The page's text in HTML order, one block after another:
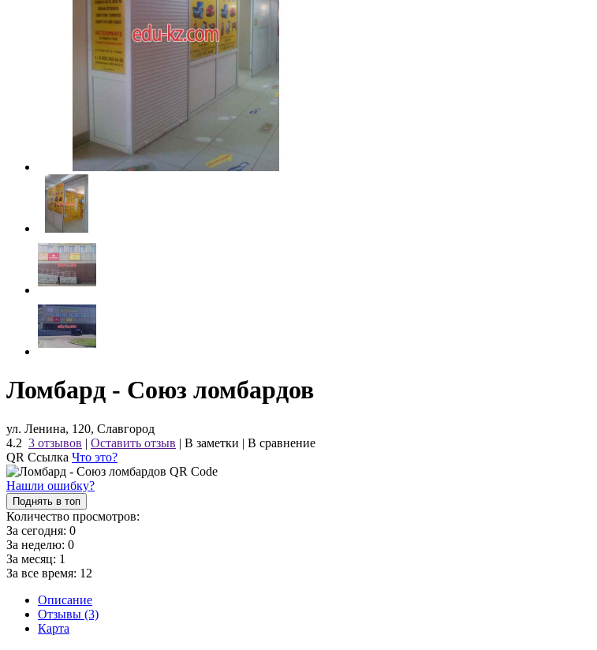
Ломбард - Союз ломбардов
ул. Ленина, 120, Славгород
4.2 3 отзывов | Оставить отзыв | В заметки | В сравнение
QR Ссылка Что это?
Нашли ошибку?
Поднять в топ
Количество просмотров:
За сегодня: 0
За неделю: 0
За месяц: 1
За все время: 12
Описание
Отзывы (3)
Карта